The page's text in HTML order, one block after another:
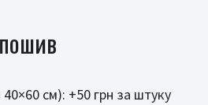
см): +50 грн за штуку